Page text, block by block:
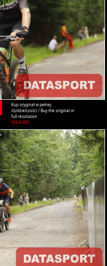
Kup oryginał w pełnej
rozdzielczości / Buy the original in
full resolution
HIGH-RES